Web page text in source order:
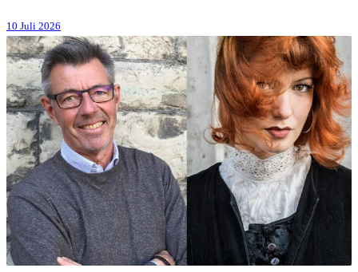
10 Juli 2026